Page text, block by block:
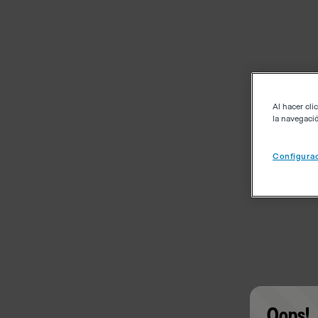
Al hacer clic
la